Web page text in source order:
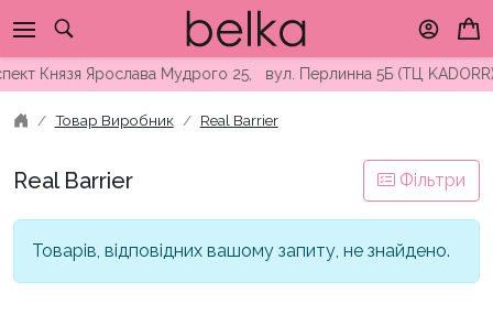
to
contentКнязя Ярослава Мудрого 25, вул. Перлинна 5Б (ТЦ
Товар Виробник Real Barrier
Real Barrier Фільтри
Товарів, відповідних вашому запиту, не знайдено.